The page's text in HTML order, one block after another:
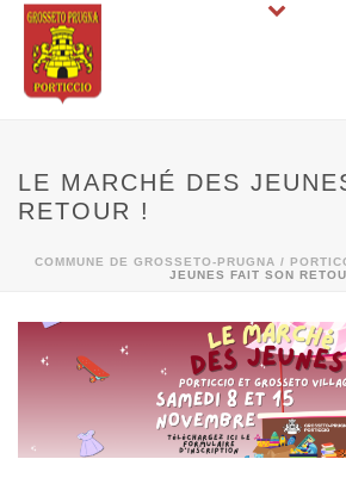
LE MARCHÉ DES
RETOUR !
COMMUNE DE GROSSETO-PRUGNA /
JEUNES FAIT SON